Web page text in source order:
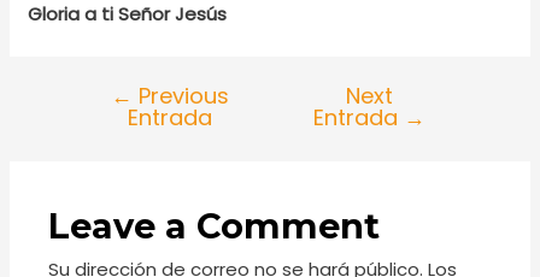
Gloria a ti Señor Jesús
← Previous
Entrada
Next
Entrada →
Leave a Comment
Su dirección de correo no se hará público. Los